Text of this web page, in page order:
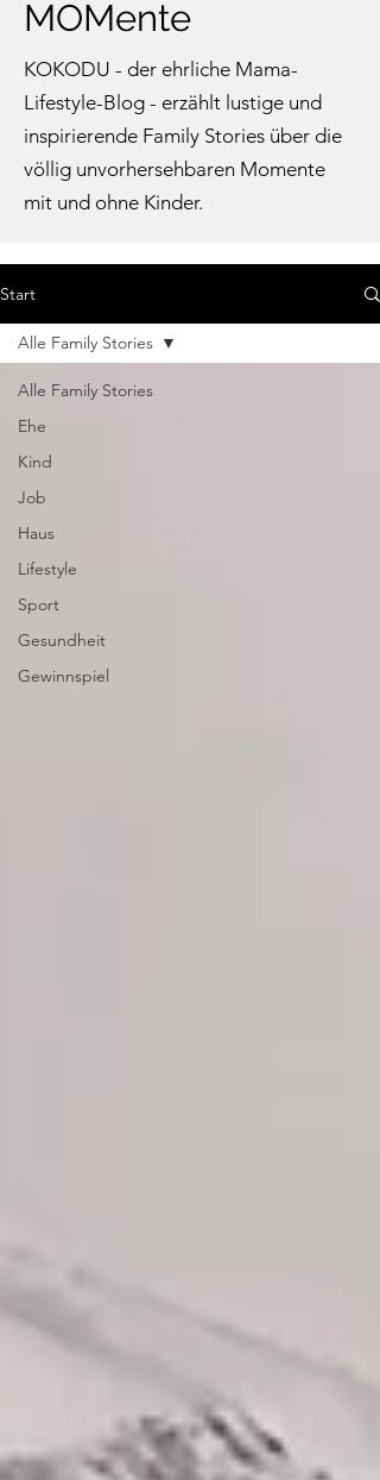
MOMente
KOKODU - der ehrliche Mama-
Lifestyle-Blog - erzählt lustige und
inspirierende Family Stories über die
völlig unvorhersehbaren Momente
mit und ohne Kinder.
Start
Alle Family Stories
Ehe
Kind
Job
Haus
Lifestyle
Sport
Gesundheit
Gewinnspiel
Alle Family Stories